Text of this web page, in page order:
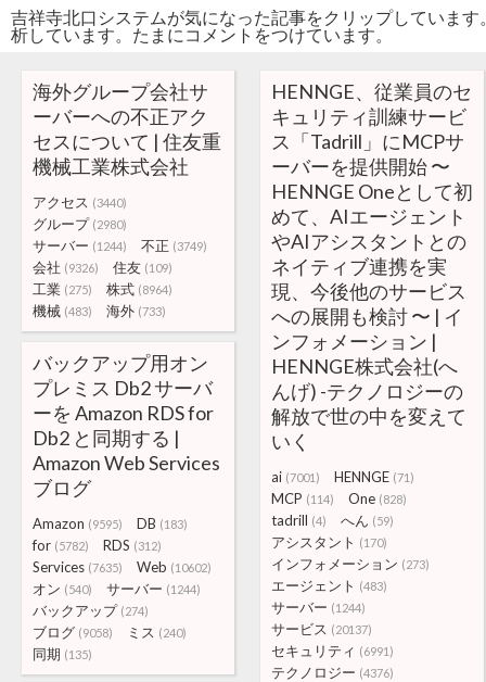
吉祥寺北口システムが気になった記事をクリップしていま
析しています。たまにコメントをつけています。
海外グループ会社サ
ーバーへの不正アク
セスについて | 住友重
機械工業株式会社
アクセス (3440)
グループ (2980)
サーバー (1244) 不正 (3749)
会社 (9326) 住友 (109)
工業 (275) 株式 (8964)
機械 (483) 海外 (733)
HENNGE、従業員のセ
キュリティ訓練サービ
ス「Tadrill」にMCPサ
ーバーを提供開始 〜
HENNGE Oneとして初
めて、AIエージェント
やAIアシスタントとの
ネイティブ連携を実
現、今後他のサービス
への展開も検討 〜 | イ
ンフォメーション |
HENNGE株式会社(へ
んげ) -テクノロジーの
解放で世の中を変えて
いく
ai (7001) HENNGE (71)
MCP (114) One (828)
tadrill (4) へん (59)
アシスタント (170)
インフォメーション (273)
エージェント (483)
サーバー (1244)
サービス (20137)
セキュリティ (6991)
テクノロジー (4376)
バックアップ用オン
プレミス Db2 サーバ
ーを Amazon RDS for
Db2 と同期する |
Amazon Web Services
ブログ
Amazon (9595) DB (183)
for (5782) RDS (312)
Services (7635) Web (10602)
オン (540) サーバー (1244)
バックアップ (274)
ブログ (9058) ミス (240)
同期 (135)